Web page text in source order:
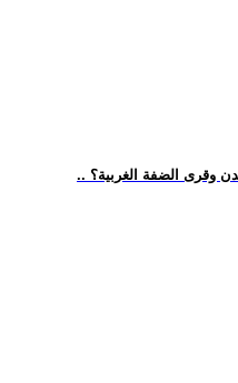
وقرى الضفة الغربية؟